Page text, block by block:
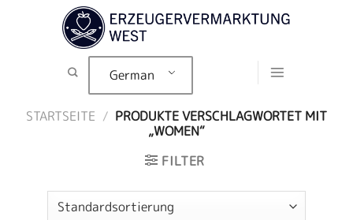
German
STARTSEITE / PRODUKTE VERSCHLAGWORTET MIT
„WOMEN“
FILTER